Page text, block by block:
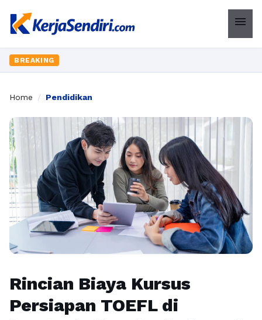
menu
BREAKING
Home / Pendidikan
Rincian Biaya Kursus
Persiapan TOEFL di